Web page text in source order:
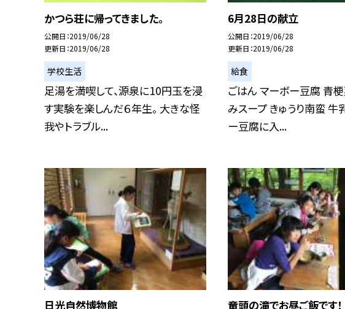
かつら荘に帰ってきました。
公開日 2019/06/28
更新日 2019/06/28
学校生活
足湯を満喫して、源泉に10円玉を浸
す実験を楽しんだ６年生。 大きな怪
我やトラブル...
6月28日の献立
公開日 2019/06/28
更新日 2019/06/28
給食
ごはん マーボー豆腐 青
みスープ きゅうり南蛮 牛
ー豆腐に入...
日光自然博物館 竜頭の滝でお昼ご飯です！